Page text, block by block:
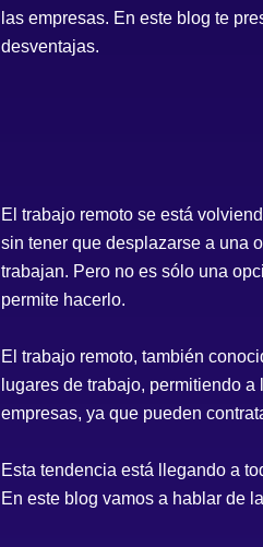
las empresas. En este blog te
desventajas.
El trabajo remoto se está
sin tener que desplazarse a una
trabajan. Pero no es sólo una
permite hacerlo.
El trabajo remoto, también
lugares de trabajo, permitiendo
empresas, ya que pueden
Esta tendencia está llegando a
En este blog vamos a hablar de